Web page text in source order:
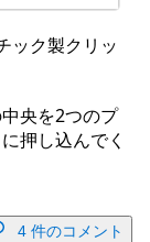
ック製クリッ
央を2つのプ
押し込んでく
4 件のコメント